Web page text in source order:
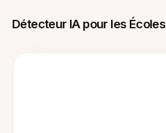
Détecteur IA pour les Écoles